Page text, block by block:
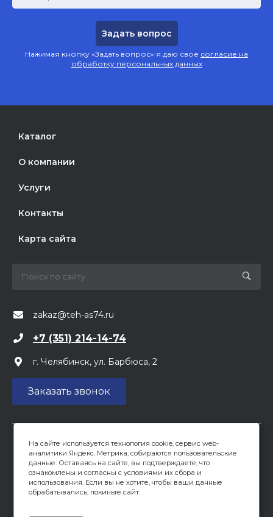
Нажимая кнопку «Задать вопрос» я даю свое согласие на
обработку персональных данных
Каталог
О компании
Услуги
Контакты
Карта сайта
zakaz@teh-as74.ru
+7 (351) 214-14-74
г. Челябинск, ул. Барбюса, 2
Заказать звонок
Вся предоставленная на сайте информация, касающаяся
цен, носит информационный характер и не является
публичной офертой, определяемой положениями ст 437
(2) ГК РФ. Опубликованная на данном сайте информация
может быть изменена в любое время без
На сайте используется технология cookie, сервис web-
аналитики Яндекс. Метрика, собираются пользовательские
данные. Оставаясь на сайте, вы подтверждаете, что
ознакомлены и согласны с условиями их сбора и
использования. Если вы не хотите, чтобы ваши данные
обрабатывались, покиньте сайт.